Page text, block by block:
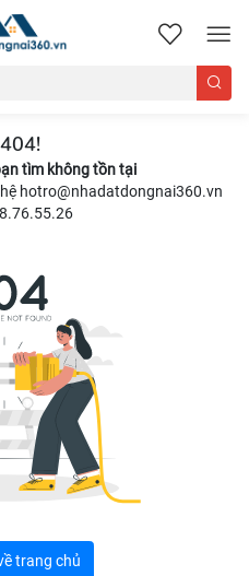
nhadatdongnai360.vn
404!
tìm không tồn tại
hotro@nhadatdongnai360.vn
trang chủ